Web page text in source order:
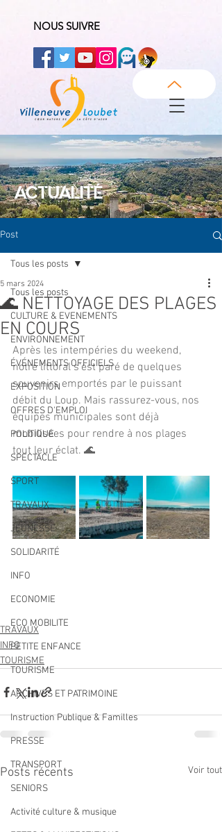
NOUS SUIVRE
ACTUALITÉ
Post
Tous les posts
CULTURE & EVENEMENTS
ENVIRONNEMENT
ÉVÉNEMENTS OFFICIELS
EXPOSITION
OFFRES D'EMPLOI
POLITIQUE
SPECTACLE
SPORT
TRAVAUX
JEUNESSE
SOLIDARITÉ
INFO
ECONOMIE
ECO MOBILITE
PETITE ENFANCE
TOURISME
ARCHIVES ET PATRIMOINE
Instruction Publique & Familles
PRESSE
TRANSPORT
SENIORS
Activité culture & musique
Tous les posts
🌊 NETTOYAGE DES PLAGES
EN COURS
5 mars 2024
Après les intempéries du weekend,
notre littoral s'est paré de quelques
souvenirs emportés par le puissant
débit du Loup. Mais rassurez-vous, nos
équipes municipales sont déjà
mobilisées pour rendre à nos plages
tout leur éclat. 🌊
TRAVAUX
INFO
TOURISME
Posts récents Voir tout